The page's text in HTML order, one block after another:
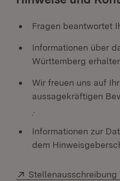
Fragen beantwortet
Informationen über
Württemberg
Wir freuen uns auf
aussagekräftigen
Informationen zur
dem
Extern:
Stellenausschreibung